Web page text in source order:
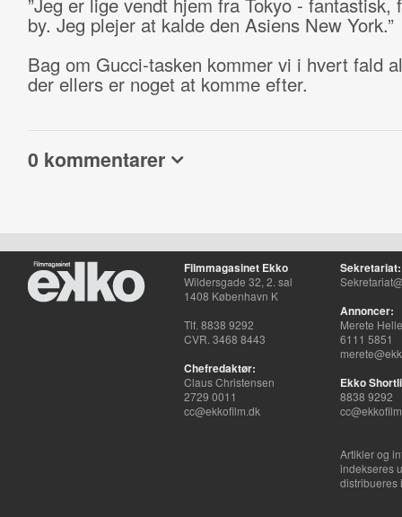
by. Jeg plejer at kalde den Asiens New York.”
Bag om Gucci-tasken kommer vi i hvert fald
der ellers er noget at komme efter.
0 kommentarer
Filmmagasinet Ekko
Wildersgade 32, 2. sal
1408 København K
Tlf. 8838 9292
CVR. 3468 8443
Chefredaktør:
Claus Christensen
2729 0011
cc@ekkofilm.dk
Sekretariat:
Annoncer:
Merete
6111 5851
Ekko
8838 9292
Artikler og
indekseres
distribueres